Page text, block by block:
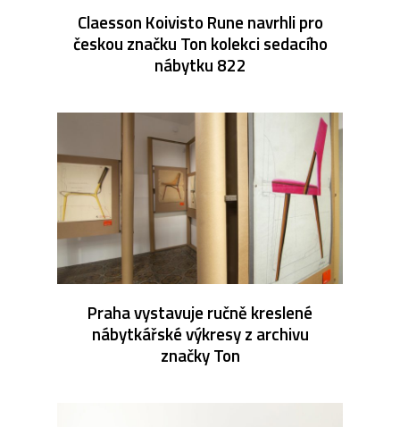
Claesson Koivisto Rune navrhli pro
českou značku Ton kolekci sedacího
nábytku 822
Praha vystavuje ručně kreslené
nábytkářské výkresy z archivu
značky Ton